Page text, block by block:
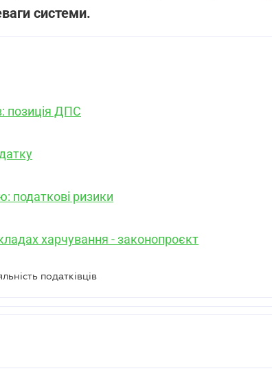
системи.
позиція ДПС
податкові ризики
харчування - законопроєкт
податківців